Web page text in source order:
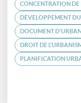
CONCENTRATION DE
DÉVELOPPEMENT
DOCUMENT
DROIT DE
PLANIFICATION